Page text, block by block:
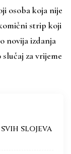
osoba koja nije
strip koji
novija izdanja
za vrijeme
slojeva